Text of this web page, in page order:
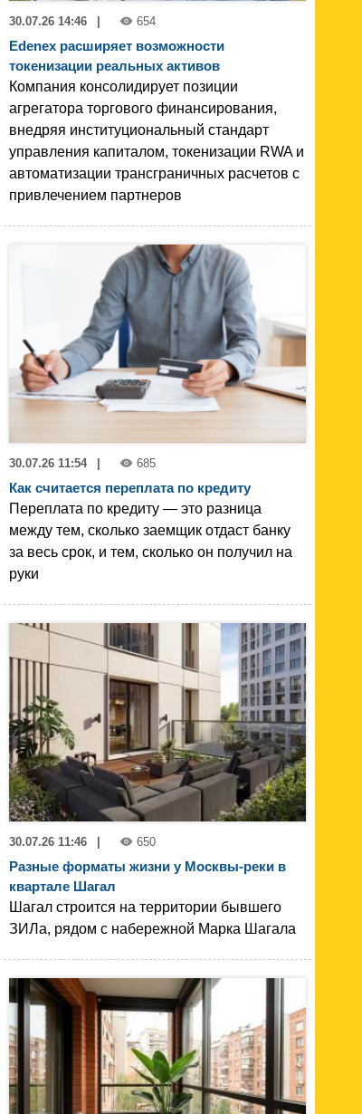
30.07.26 14:46 654
Edenex расширяет возможности
токенизации реальных активов
Компания консолидирует позиции
агрегатора торгового финансирования,
внедряя институциональный стандарт
управления капиталом, токенизации RWA и
автоматизации трансграничных расчетов с
привлечением партнеров
30.07.26 11:54 685
Как считается переплата по кредиту
Переплата по кредиту — это разница
между тем, сколько заемщик отдаст банку
за весь срок, и тем, сколько он получил на
руки
30.07.26 11:46 | 650
Разные форматы жизни у Москвы-реки в
квартале Шагал
Шагал строится на территории бывшего
ЗИЛа, рядом с набережной Марка Шагала